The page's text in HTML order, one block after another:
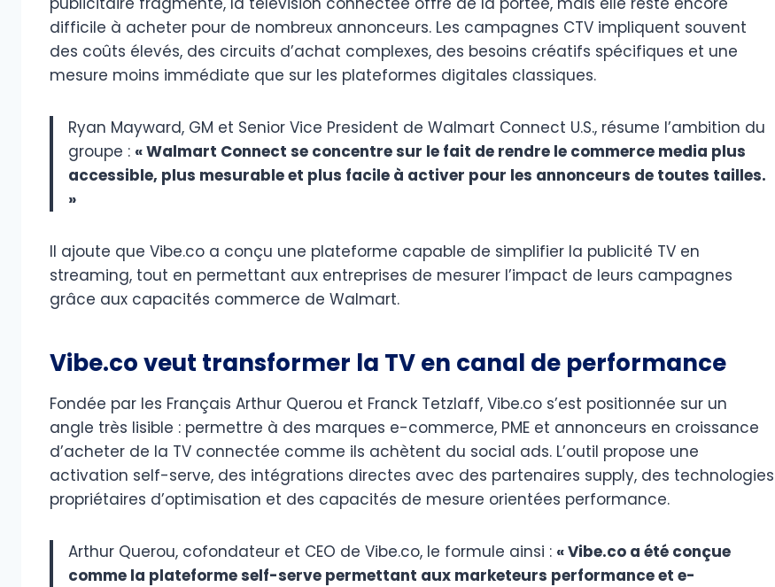
difficile à acheter pour de nombreux annonceurs. Les campagnes CTV impliquent souvent
des coûts élevés, des circuits d’achat complexes, des besoins créatifs spécifiques et une
mesure moins immédiate que sur les plateformes digitales classiques.
Ryan Mayward, GM et Senior Vice President de Walmart Connect U.S., résume l’ambition du
groupe : « Walmart Connect se concentre sur le fait de rendre le commerce media plus
accessible, plus mesurable et plus facile à activer pour les annonceurs de toutes tailles.
»
Il ajoute que Vibe.co a conçu une plateforme capable de simplifier la publicité TV en
streaming, tout en permettant aux entreprises de mesurer l’impact de leurs campagnes
grâce aux capacités commerce de Walmart.
Vibe.co veut transformer la TV en canal de performance
Fondée par les Français Arthur Querou et Franck Tetzlaff, Vibe.co s’est positionnée sur un
angle très lisible : permettre à des marques e-commerce, PME et annonceurs en croissance
d’acheter de la TV connectée comme ils achètent du social ads. L’outil propose une
activation self-serve, des intégrations directes avec des partenaires supply, des technologies
propriétaires d’optimisation et des capacités de mesure orientées performance.
Arthur Querou, cofondateur et CEO de Vibe.co, le formule ainsi : « Vibe.co a été conçue
comme la plateforme self-serve permettant aux marketeurs performance et e-